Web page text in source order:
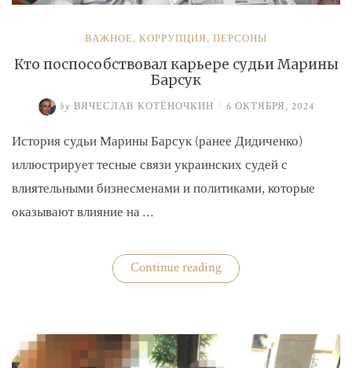
ВАЖНОЕ, КОРРУПЦИЯ, ПЕРСОНЫ
Кто поспособствовал карьере судьи Марины
Барсук
by ВЯЧЕСЛАВ КОТЁНОЧКИН / 6 ОКТЯБРЯ, 2024
История судьи Марины Барсук (ранее Дидиченко)
иллюстрирует тесные связи украинских судей с
влиятельными бизнесменами и политиками, которые
оказывают влияние на …
Continue reading«Кто
поспособствовал
Барсук»